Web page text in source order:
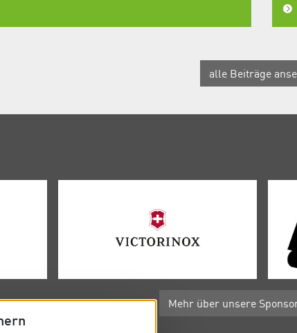
alle Beiträge
Mehr über unsere